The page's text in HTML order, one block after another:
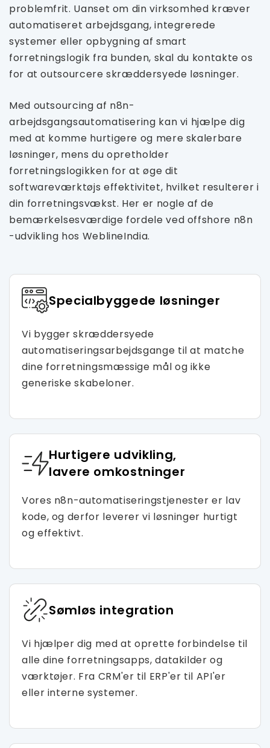
problemfrit. Uanset om din virksomhed kræver
automatiseret arbejdsgang, integrerede
systemer eller opbygning af smart
forretningslogik fra bunden, skal du kontakte os
for at outsourcere skræddersyede løsninger.
Med outsourcing af n8n-
arbejdsgangsautomatisering kan vi hjælpe dig
med at komme hurtigere og mere skalerbare
løsninger, mens du opretholder
forretningslogikken for at øge dit
softwareværktøjs effektivitet, hvilket resulterer i
din forretningsvækst. Her er nogle af de
bemærkelsesværdige fordele ved offshore n8n
-udvikling hos WeblineIndia.
Specialbyggede løsninger
Vi bygger skræddersyede
automatiseringsarbejdsgange til at matche
dine forretningsmæssige mål og ikke
generiske skabeloner.
Hurtigere udvikling,
lavere omkostninger
Vores n8n-automatiseringstjenester er lav
kode, og derfor leverer vi løsninger hurtigt
og effektivt.
Sømløs integration
Vi hjælper dig med at oprette forbindelse til
alle dine forretningsapps, datakilder og
værktøjer. Fra CRM'er til ERP'er til API'er
eller interne systemer.